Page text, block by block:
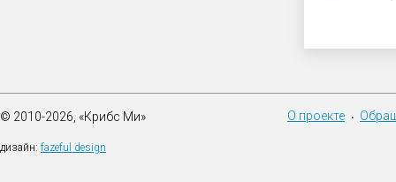
© 2010-2026, «Крибс Ми»
дизайн: fazeful design
О проекте •